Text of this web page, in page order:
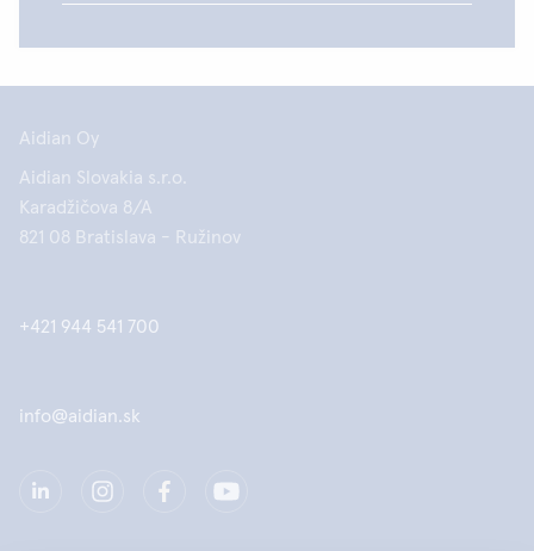
Aidian Oy
Aidian Slovakia s.r.o.
Karadžičova 8/A
821 08 Bratislava - Ružinov
+421 944 541 700
info@aidian.sk